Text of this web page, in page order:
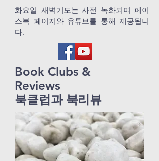
​화요일 새벽기도는 사전 녹화되며 페이
스북 페이지와 유튜브를 통해 제공됩니
다.
Book Clubs &
Reviews
​북클럽과 북리뷰